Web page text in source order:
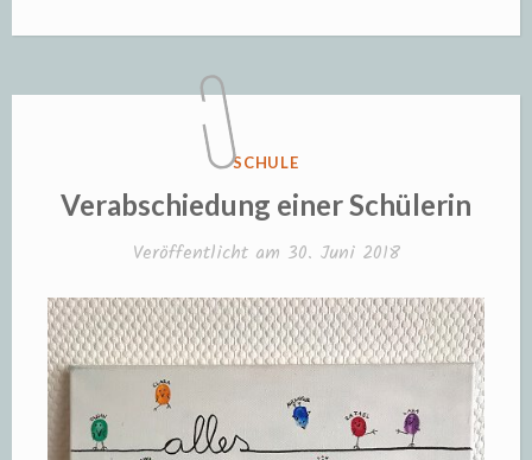
die
Ausschulung
einer
Kollegin“VERÖFFENTLICHT
SCHULE
Verabschiedung einer Schülerin
Veröffentlicht am 30. Juni 2018